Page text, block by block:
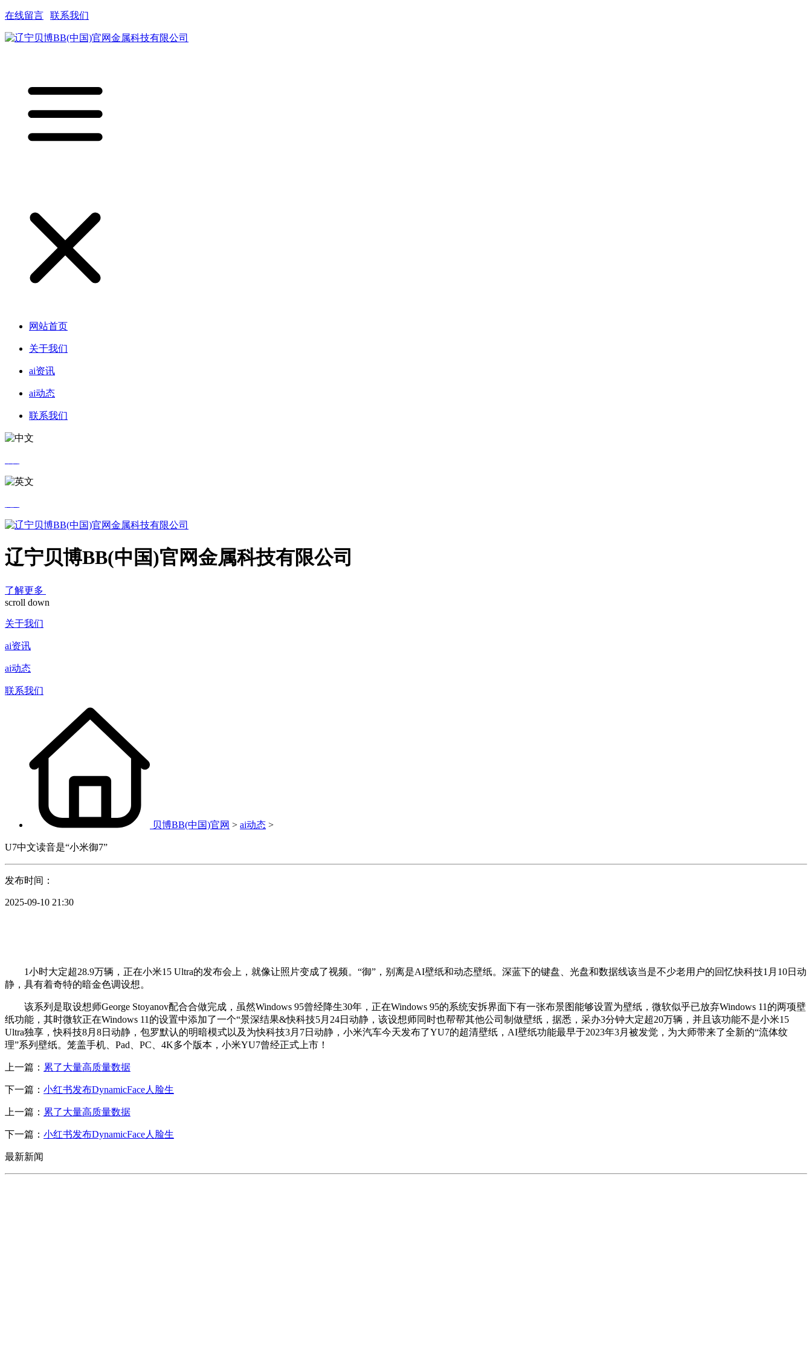
在线留言 联系我们
网站首页
关于我们
ai资讯
ai动态
联系我们
辽宁贝博BB(中国)官网金属科技有限公司
了解更多
scroll down
关于我们
ai资讯
ai动态
联系我们
贝博BB(中国)官网 > ai动态 >
U7中文读音是“小米御7”
发布时间：
2025-09-10 21:30
1小时大定超28.9万辆，正在小米15 Ultra的发布会上，就像让照片变成了视频。“御”，别离是AI壁纸和动态壁纸。深蓝下的键盘、光盘和数据线该当是不少老用户的回忆快科技1月10日动
静，具有着奇特的暗金色调设想。
该系列是取设想师George Stoyanov配合合做完成，虽然Windows 95曾经降生30年，正在Windows 95的系统安拆界面下有一张布景图能够设置为壁纸，微软似乎已放弃Windows 11的两项壁
纸功能，其时微软正在Windows 11的设置中添加了一个“景深结果&快科技5月24日动静，该设想师同时也帮帮其他公司制做壁纸，据悉，采办3分钟大定超20万辆，并且该功能不是小米15
Ultra独享，快科技8月8日动静，包罗默认的明暗模式以及为快科技3月7日动静，小米汽车今天发布了YU7的超清壁纸，AI壁纸功能最早于2023年3月被发觉，为大师带来了全新的“流体纹
理”系列壁纸。笼盖手机、Pad、PC、4K多个版本，小米YU7曾经正式上市！
上一篇： 累了大量高质量数据
下一篇： 小红书发布DynamicFace人脸生
上一篇： 累了大量高质量数据
下一篇： 小红书发布DynamicFace人脸生
最新新闻